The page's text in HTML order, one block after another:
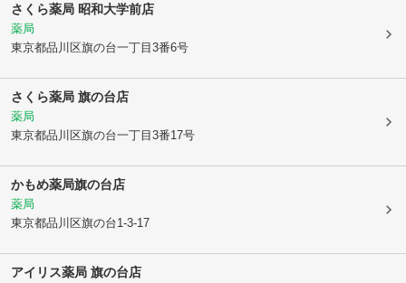
さくら薬局 昭和大学前店
薬局
東京都品川区旗の台一丁目3番6号
さくら薬局 旗の台店
薬局
東京都品川区旗の台一丁目3番17号
かもめ薬局旗の台店
薬局
東京都品川区旗の台1-3-17
アイリス薬局 旗の台店